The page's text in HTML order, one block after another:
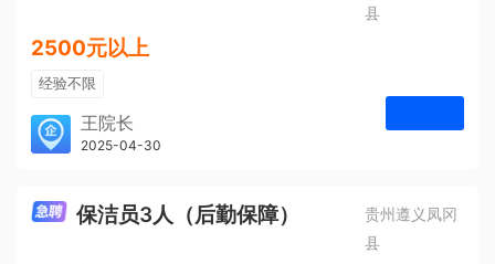
县
2500元以上
经验不限
学历不限
3人
王院长
凤冈安宁医院
2025-04-30
保洁员3人（后勤保障）
贵州遵义凤冈
县